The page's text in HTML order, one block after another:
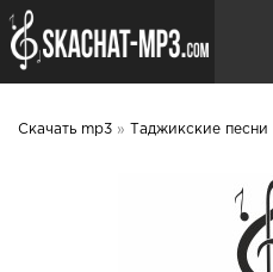
Скачать mp3 » Таджикские песни